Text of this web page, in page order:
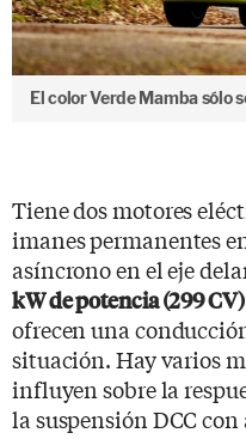
El color Verde Mamba sólo
Tiene dos motores
imanes permanentes
asíncrono en el eje
kW de potencia (299
ofrecen una
situación. Hay varios
influyen sobre la
la suspensión DCC